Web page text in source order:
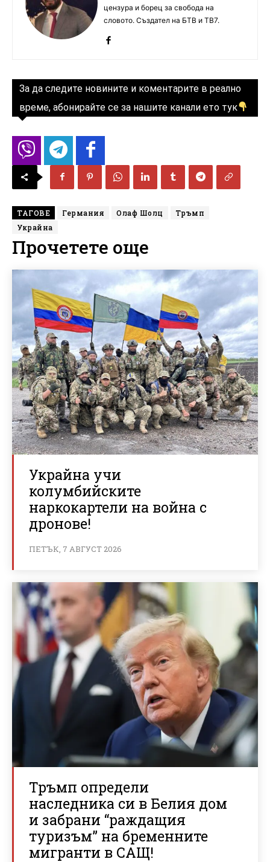
цензура и борец за свобода на
словото. Създател на БТВ и ТВ7.
За да следите новините и коментарите в реално
време, абонирайте се за нашите канали ето тук
ТАГОВЕ Германия Олаф Шолц
Тръмп
Украйна
Прочетете още
Украйна учи
колумбийските
наркокартели на война с
дронове!
ПЕТЪК, 7 АВГУСТ 2026
Тръмп определи
наследника си в Белия дом
и забрани “раждащия
туризъм” на бременните
мигранти в САЩ!